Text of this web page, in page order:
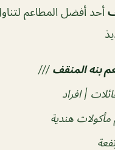
أحد أفضل المطاعم
بنه المنقف ///
| افراد
هندية